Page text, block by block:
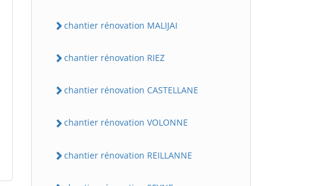
chantier rénovation MALIJAI
chantier rénovation RIEZ
chantier rénovation CASTELLANE
chantier rénovation VOLONNE
chantier rénovation REILLANNE